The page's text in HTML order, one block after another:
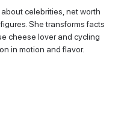
celebrities, net worth
She transforms facts
cheese lover and cycling
in motion and flavor.